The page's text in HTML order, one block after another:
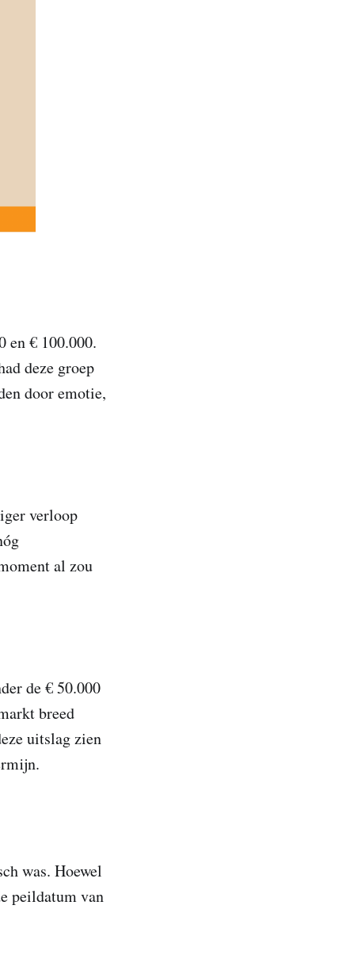
en € 100.000.
deze groep
door emotie,
verloop
al zou
de € 50.000
breed
uitslag zien
was. Hoewel
peildatum van